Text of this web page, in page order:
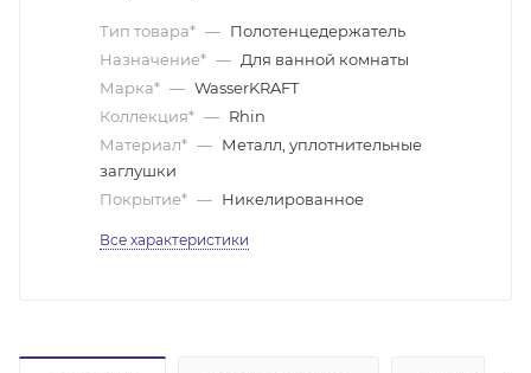
Тип товара* — Полотенцедержатель
Назначение* — Для ванной комнаты
Марка* — WasserKRAFT
Коллекция* — Rhin
Материал* — Металл, уплотнительные
заглушки
Покрытие* — Никелированное
Все характеристики